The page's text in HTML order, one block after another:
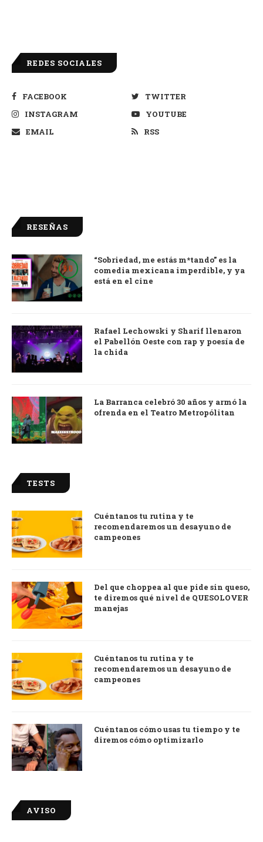
REDES SOCIALES
FACEBOOK
TWITTER
INSTAGRAM
YOUTUBE
EMAIL
RSS
RESEÑAS
9.0
“Sobriedad, me estás m*tando” es la
comedia mexicana imperdible, y ya
está en el cine
Rafael Lechowski y Sharif llenaron
el Pabellón Oeste con rap y poesía de
la chida
La Barranca celebró 30 años y armó la
ofrenda en el Teatro Metropólitan
TESTS
Cuéntanos tu rutina y te
recomendaremos un desayuno de
campeones
Del que choppea al que pide sin queso,
te diremos qué nivel de QUESOLOVER
manejas
Cuéntanos tu rutina y te
recomendaremos un desayuno de
campeones
Cuéntanos cómo usas tu tiempo y te
diremos cómo optimizarlo
AVISO